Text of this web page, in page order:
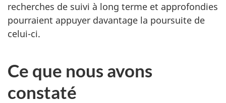
recherches de suivi à long terme et approfondies
pourraient appuyer davantage la poursuite de
celui-ci.
Ce que nous avons
constaté